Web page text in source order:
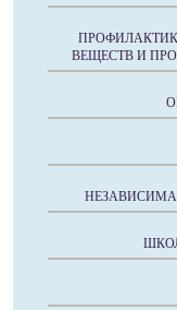
ВЕЩЕСТВ И